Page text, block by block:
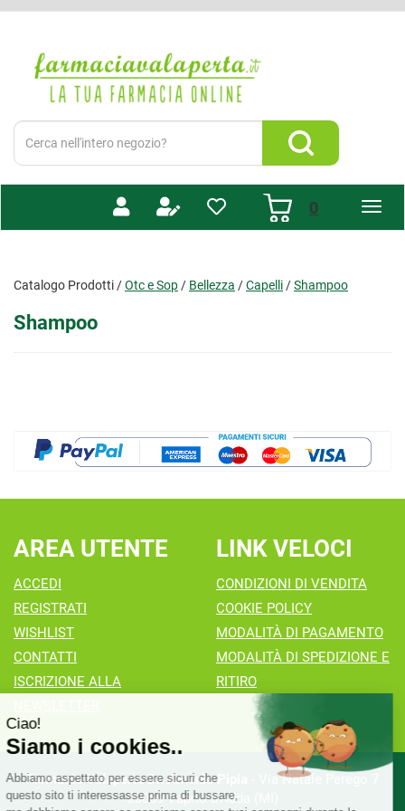
principale
Valaperta
Cerca
Prodotto
Cerca Prodotto
0prodotti
Catalogo Prodotti /Otc e Sop / Bellezza /Capelli /Shampoo
Shampoo
AREA UTENTE
ACCEDI
REGISTRATI
WISHLIST
CONTATTI
ISCRIZIONE ALLA
LINK VELOCI
CONDIZIONI DI VENDITA
COOKIE POLICY
MODALITÀ DI PAGAMENTO
MODALITÀ DI SPEDIZIONE E
RITIRO
Farmacia Valaperta Dr. Antonio Pipia
- Via Natale Perego 7
20069 Vaprio d'Adda (MI)